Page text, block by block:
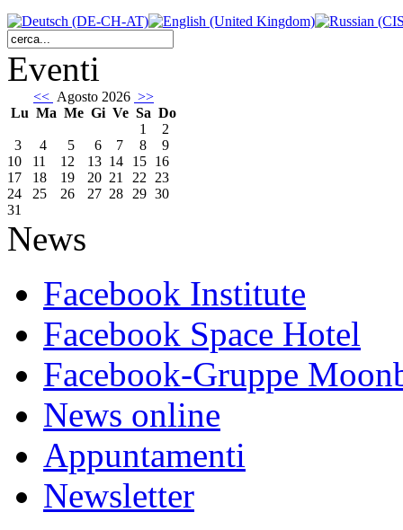
Eventi
<< Agosto 2026 >>
Lu Ma Me Gi Ve Sa Do
1
2
3
4 5 6 7 8
9
10
11 12 13 14 15 16
17
18 19 20 21 22 23
24
25 26 27 28 29 30
31
News
Facebook Institute
Facebook Space Hotel
Facebook-Gruppe
News online
Appuntamenti
Newsletter